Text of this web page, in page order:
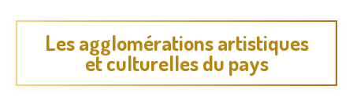
Les agglomérations artistiques
et culturelles du pays